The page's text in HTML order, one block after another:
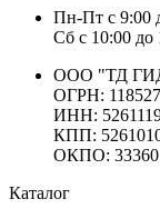
Пн-Пт с 9:00
Сб с 10:00 до
ООО "ТД
ОГРН:
ИНН:
КПП:
ОКПО:
Каталог